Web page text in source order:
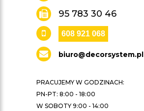
95 783 30 46
608 921 068
biuro@decorsystem.pl
PRACUJEMY W GODZINACH:
PN-PT: 8:00 - 18:00
W SOBOTY 9:00 - 14:00